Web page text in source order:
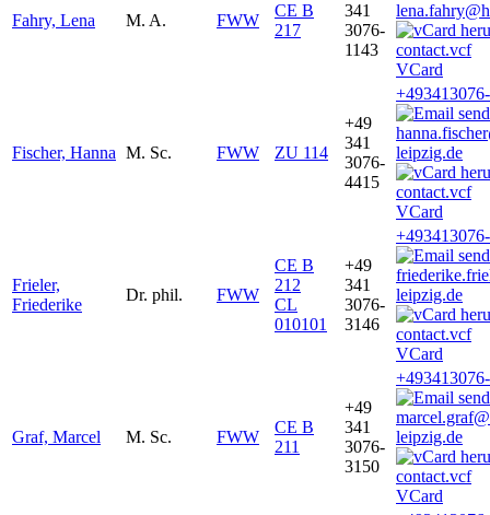
Fahry, Lena M. A. FWW
CE B
217
341
3076-
1143
VCard
Fischer, Hanna M. Sc. FWW ZU 114
+49
341
3076-
4415
leipzig.de
VCard
Frieler,
Friederike
Dr. phil. FWW
CE B
212
CL
010101
+49
341
3076-
3146
leipzig.de
VCard
Graf, Marcel M. Sc. FWW
CE B
211
+49
341
3076-
3150
leipzig.de
VCard